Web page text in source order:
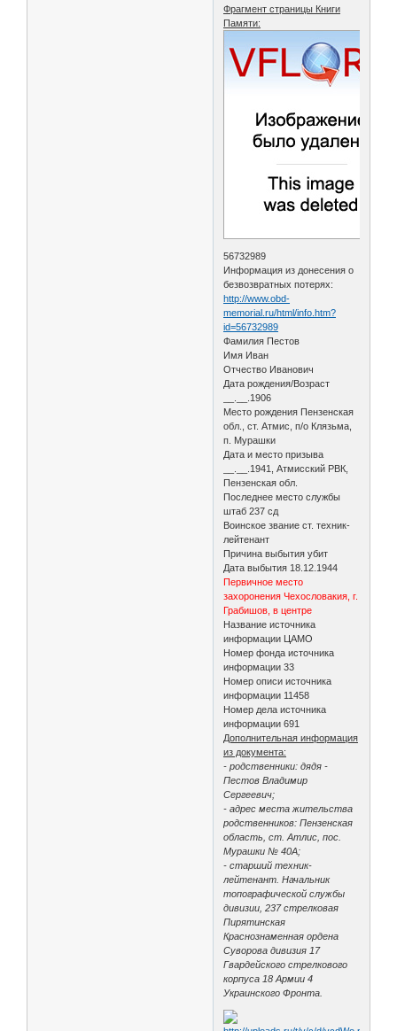
Фрагмент страницы Книги
Памяти:
56732989
Информация из донесения о
безвозвратных потерях:
http://www.obd-
memorial.ru/html/info.htm?
id=56732989
Фамилия Пестов
Имя Иван
Отчество Иванович
Дата рождения/Возраст
__.__.1906
Место рождения Пензенская
обл., ст. Атмис, п/о Клязьма,
п. Мурашки
Дата и место призыва
__.__.1941, Атмисский РВК,
Пензенская обл.
Последнее место службы
штаб 237 сд
Воинское звание ст. техник-
лейтенант
Причина выбытия убит
Дата выбытия 18.12.1944
Первичное место
захоронения Чехословакия, г.
Грабишов, в центре
Название источника
информации ЦАМО
Номер фонда источника
информации 33
Номер описи источника
информации 11458
Номер дела источника
информации 691
Дополнительная информация
из документа:
- родственники: дядя -
Пестов Владимир
Сергеевич;
- адрес места жительства
родственников: Пензенская
область, ст. Атлис, пос.
Мурашки № 40А;
- старший техник-
лейтенант. Начальник
топографической службы
дивизии, 237 стрелковая
Пирятинская
Краснознаменная ордена
Суворова дивизия 17
Гвардейского стрелкового
корпуса 18 Армии 4
Украинского Фронта.